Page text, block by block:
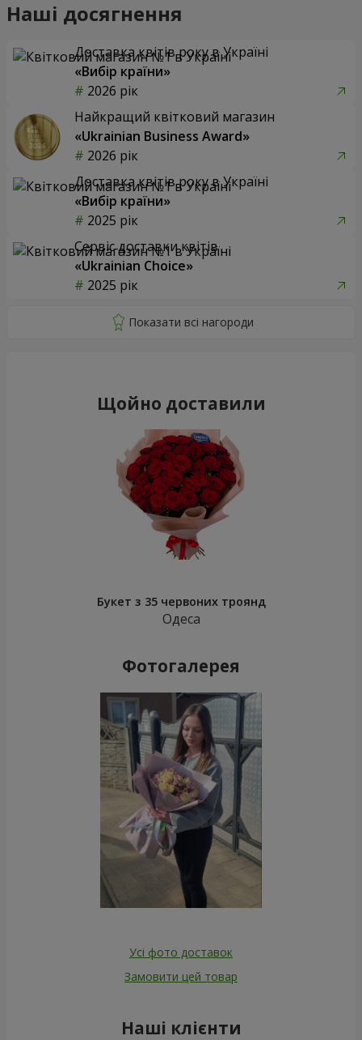
Наші досягнення
Доставка квітів року в Україні
«Вибір країни»
2026 рік
Найкращий квітковий магазин
«Ukrainian Business Award»
2026 рік
Доставка квітів року в Україні
«Вибір країни»
2025 рік
Сервіс доставки квітів
«Ukrainian Choice»
2025 рік
Щойно доставили
Букет з 35 червоних троянд
Одеса
Фотогалерея
Усі фото доставок
Замовити цей товар
Наші клієнти